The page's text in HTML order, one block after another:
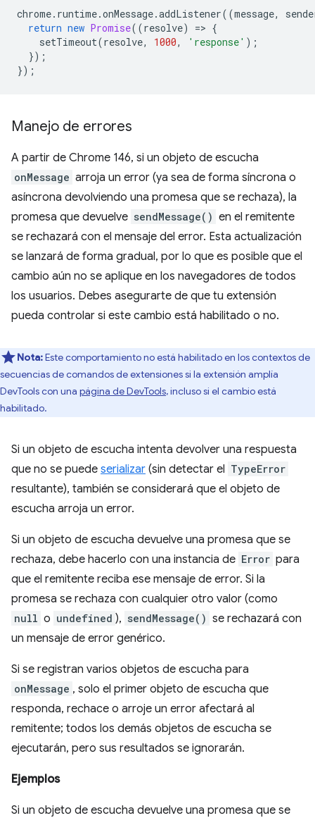
chrome. runtime.onMessage.addListener((message,
return new Promise((resolve) => {
setTimeout(resolve, 1000, 'response' );
});
});
Manejo de errores
A partir de Chrome 146, si un objeto de escucha
onMessage arroja un error (ya sea de forma síncrona o
asíncrona devolviendo una promesa que se rechaza), la
promesa que devuelve sendMessage() en el remitente
se rechazará con el mensaje del error. Esta actualización
se lanzará de forma gradual, por lo que es posible que el
cambio aún no se aplique en los navegadores de todos
los usuarios. Debes asegurarte de que tu extensión
pueda controlar si este cambio está habilitado o no.
Nota:Este comportamiento no está habilitado en los contextos de
secuencias de comandos de extensiones si la extensión amplía
DevTools con una página de DevTools, incluso si el cambio está
habilitado.
Si un objeto de escucha intenta devolver una respuesta
que no se puede serializar (sin detectar el TypeError
resultante), también se considerará que el objeto de
escucha arroja un error.
Si un objeto de escucha devuelve una promesa que se
rechaza, debe hacerlo con una instancia de Error para
que el remitente reciba ese mensaje de error. Si la
promesa se rechaza con cualquier otro valor (como
null o undefined ), sendMessage() se rechazará con
un mensaje de error genérico.
Si se registran varios objetos de escucha para
onMessage , solo el primer objeto de escucha que
responda, rechace o arroje un error afectará al
remitente; todos los demás objetos de escucha se
ejecutarán, pero sus resultados se ignorarán.
Ejemplos
Si un objeto de escucha devuelve una promesa que se